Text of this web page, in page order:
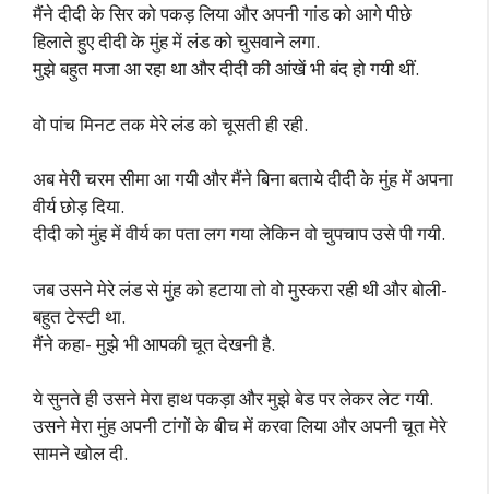
मैंने दीदी के सिर को पकड़ लिया और अपनी गांड को आगे पीछे
हिलाते हुए दीदी के मुंह में लंड को चुसवाने लगा.
मुझे बहुत मजा आ रहा था और दीदी की आंखें भी बंद हो गयी थीं.
वो पांच मिनट तक मेरे लंड को चूसती ही रही.
अब मेरी चरम सीमा आ गयी और मैंने बिना बताये दीदी के मुंह में अपना
वीर्य छोड़ दिया.
दीदी को मुंह में वीर्य का पता लग गया लेकिन वो चुपचाप उसे पी गयी.
जब उसने मेरे लंड से मुंह को हटाया तो वो मुस्करा रही थी और बोली-
बहुत टेस्टी था.
मैंने कहा- मुझे भी आपकी चूत देखनी है.
ये सुनते ही उसने मेरा हाथ पकड़ा और मुझे बेड पर लेकर लेट गयी.
उसने मेरा मुंह अपनी टांगों के बीच में करवा लिया और अपनी चूत मेरे
सामने खोल दी.